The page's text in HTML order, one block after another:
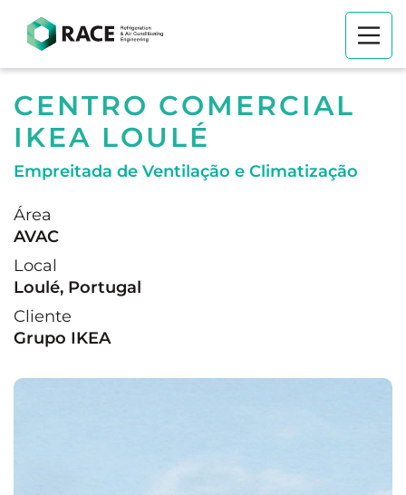
CENTRO COMERCIAL
IKEA LOULÉ
Empreitada de Ventilação e Climatização
Área
AVAC
Local
Loulé, Portugal
Cliente
Grupo IKEA